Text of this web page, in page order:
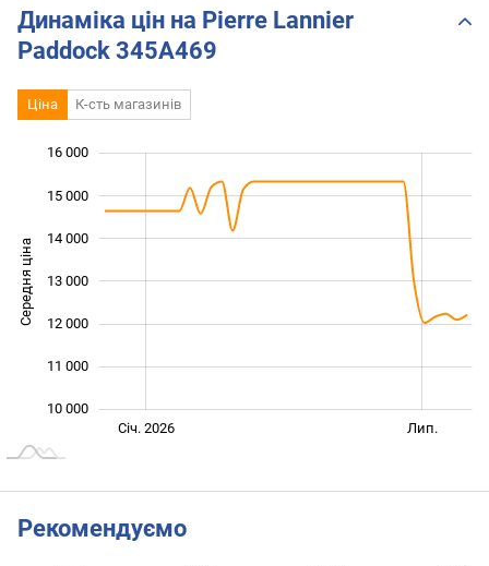
Динаміка цін на Pierre Lannier
Paddock 345A469
Ціна К-сть магазинів
Середня ціна 10 000
10 000
11 000
12 000
13 000
14 000
15 000
16 000
Жовт.Січ. 2026
Січ. 2027 Лип.
Рекомендуємо